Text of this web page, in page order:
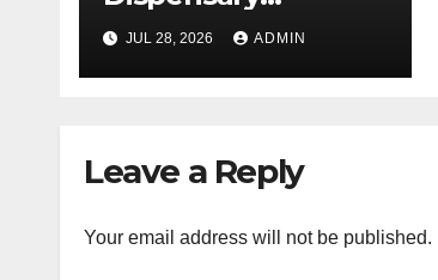
Delivering Reliable
Products Every
Time
JUL 28, 2026 ADMIN
Leave a Reply
Your email address will not be published.